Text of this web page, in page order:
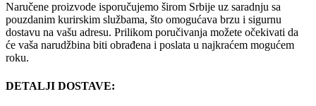
Naručene proizvode isporučujemo širom Srbije uz saradnju sa
pouzdanim kurirskim službama, što omogućava brzu i sigurnu
dostavu na vašu adresu. Prilikom poručivanja možete očekivati da
će vaša narudžbina biti obrađena i poslata u najkraćem mogućem
roku.
DETALJI DOSTAVE: